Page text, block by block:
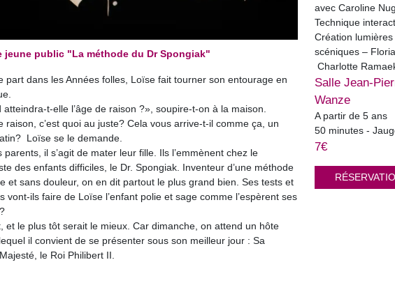
jeune public "La méthode du Dr Spongiak"
part dans les Années folles, Loïse fait tourner son entourage en
atteindra-t-elle l’âge de raison ?», soupire-t-on à la maison.
raison, c’est quoi au juste? Cela vous arrive-t-il comme ça, un
Loïse se le demande.
parents, il s’agit de mater leur fille. Ils l’emmènent chez le
des enfants difficiles, le Dr. Spongiak. Inventeur d’une méthode
et sans douleur, on en dit partout le plus grand bien. Ses tests et
vont-ils faire de Loïse l’enfant polie et sage comme l’espèrent ses
et le plus tôt serait le mieux. Car dimanche, on attend un hôte
il convient de se présenter sous son meilleur jour : Sa
le Roi Philibert II.
avec Caroline
Technique
Création
scéniques –
Charlotte
Salle Jean-
Wanze
A partir de 5 ans
50 minutes -
7€